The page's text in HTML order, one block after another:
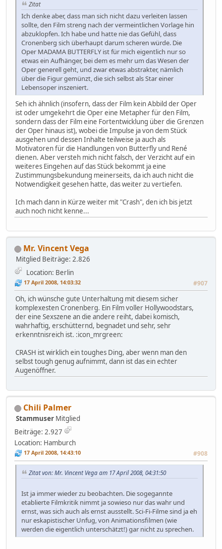
Zitat
Ich denke aber, dass man sich nicht dazu verleiten lassen
sollte, den Film streng nach der vermeintlichen Vorlage hin
abzuklopfen. Ich habe und hatte nie das Gefühl, dass
Cronenberg sich überhaupt darum scheren würde. Die
Oper MADAMA BUTTERFLY ist für mich eigentlich nur so
etwas ein Aufhänger, bei dem es mehr um das Wesen der
Oper generell geht, und zwar etwas abstrakter, nämlich
über die Figur gemünzt, die sich selbst als Star einer
Lebensoper inszeniert.
Seh ich ähnlich (insofern, dass der Film kein Abbild der Oper
ist oder umgekehrt die Oper eine Metapher für den Film,
sondern dass der Film eine Fortentwicklung über die Grenzen
der Oper hinaus ist), wobei die Impulse ja von dem Stück
ausgehen und dessen Inhalte teilweise ja auch als
Motivatoren für die Handlungen von Butterfly und René
dienen. Aber versteh mich nicht falsch, der Verzicht auf ein
weiteres Eingehen auf das Stück bekommt ja eine
Zustimmungsbekundung meinerseits, da ich auch nicht die
Notwendigkeit gesehen hatte, das weiter zu vertiefen.
Ich mach dann in Kürze weiter mit "Crash", den ich bis jetzt
auch noch nicht kenne...
Mr. Vincent Vega
Mitglied Beiträge: 2.826
Location: Berlin
17 April 2008, 14:03:32 #907
Oh, ich wünsche gute Unterhaltung mit diesem sicher
komplexesten Cronenberg. Ein Film voller Hollywoodstars,
der eine Sexszene an die andere reiht, dabei komisch,
wahrhaftig, erschütternd, begnadet und sehr, sehr
erkenntnisreich ist. :icon_mrgreen:
CRASH ist wirklich ein toughes Ding, aber wenn man den
selbst tough genug aufnimmt, dann ist das ein echter
Augenöffner.
Chili Palmer
Stammuser Mitglied
Beiträge: 2.927
Location: Hamburch
17 April 2008, 14:43:10 #908
Zitat von: Mr. Vincent Vega am 17 April 2008, 04:31:50
Ist ja immer wieder zu beobachten. Die sogegannte
etablierte Filmkritik nimmt ja sowieso nur das wahr und
ernst, was sich auch als ernst ausstellt. Sci-Fi-Filme sind ja eh
nur eskapistischer Unfug, von Animationsfilmen (wie
werden die eigentlich unterschätzt!) gar nicht zu sprechen.